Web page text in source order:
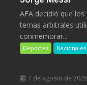
AFA decidió que
ternas arbitrales
conmemorar...
Deportes Nacionales
7 de agosto de 2026